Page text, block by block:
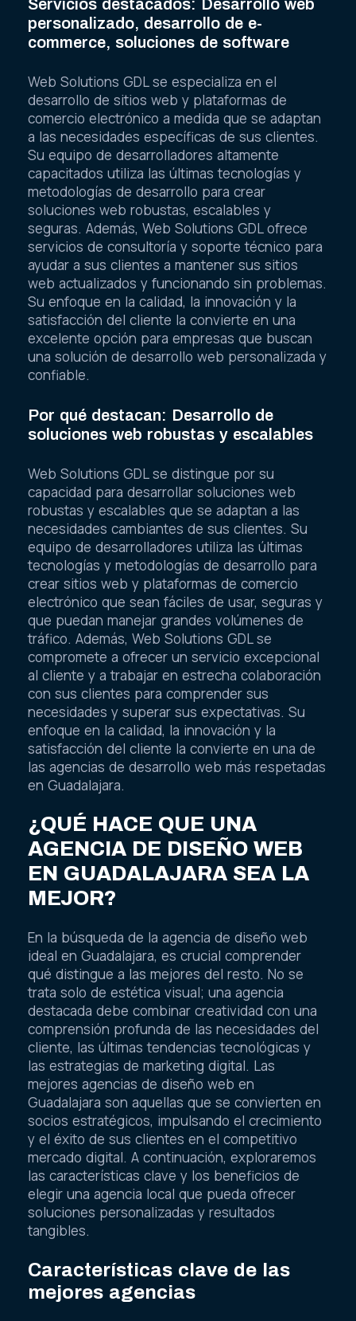
Servicios destacados: Desarrollo web
personalizado, desarrollo de e-
commerce, soluciones de software
Web Solutions GDL se especializa en el
desarrollo de sitios web y plataformas de
comercio electrónico a medida que se adaptan
a las necesidades específicas de sus clientes.
Su equipo de desarrolladores altamente
capacitados utiliza las últimas tecnologías y
metodologías de desarrollo para crear
soluciones web robustas, escalables y
seguras. Además, Web Solutions GDL ofrece
servicios de consultoría y soporte técnico para
ayudar a sus clientes a mantener sus sitios
web actualizados y funcionando sin problemas.
Su enfoque en la calidad, la innovación y la
satisfacción del cliente la convierte en una
excelente opción para empresas que buscan
una solución de desarrollo web personalizada y
confiable.
Por qué destacan: Desarrollo de
soluciones web robustas y escalables
Web Solutions GDL se distingue por su
capacidad para desarrollar soluciones web
robustas y escalables que se adaptan a las
necesidades cambiantes de sus clientes. Su
equipo de desarrolladores utiliza las últimas
tecnologías y metodologías de desarrollo para
crear sitios web y plataformas de comercio
electrónico que sean fáciles de usar, seguras y
que puedan manejar grandes volúmenes de
tráfico. Además, Web Solutions GDL se
compromete a ofrecer un servicio excepcional
al cliente y a trabajar en estrecha colaboración
con sus clientes para comprender sus
necesidades y superar sus expectativas. Su
enfoque en la calidad, la innovación y la
satisfacción del cliente la convierte en una de
las agencias de desarrollo web más respetadas
en Guadalajara.
¿QUÉ HACE QUE UNA
AGENCIA DE DISEÑO WEB
EN GUADALAJARA SEA LA
MEJOR?
En la búsqueda de la agencia de diseño web
ideal en Guadalajara, es crucial comprender
qué distingue a las mejores del resto. No se
trata solo de estética visual; una agencia
destacada debe combinar creatividad con una
comprensión profunda de las necesidades del
cliente, las últimas tendencias tecnológicas y
las estrategias de marketing digital. Las
mejores agencias de diseño web en
Guadalajara son aquellas que se convierten en
socios estratégicos, impulsando el crecimiento
y el éxito de sus clientes en el competitivo
mercado digital. A continuación, exploraremos
las características clave y los beneficios de
elegir una agencia local que pueda ofrecer
soluciones personalizadas y resultados
tangibles.
Características clave de las
mejores agencias